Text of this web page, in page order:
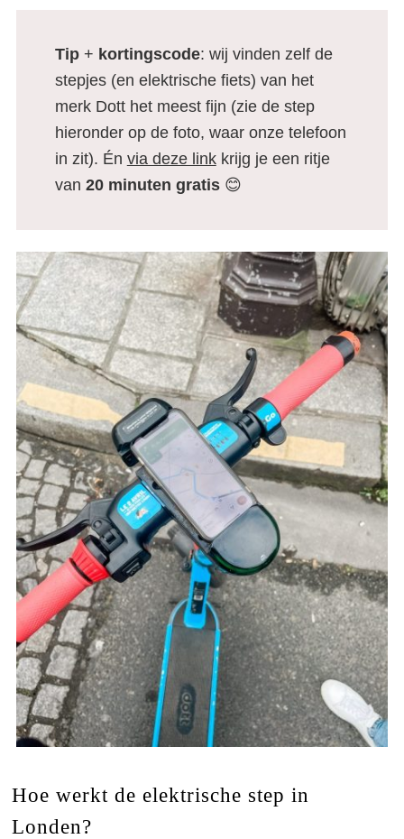
Tip+ kortingscode: wij vinden zelf de
stepjes (en elektrische fiets) van het
merk Dott het meest fijn (zie de step
hieronder op de foto, waar onze telefoon
in zit). Én via deze linkkrijg je een ritje
van 20 minuten gratis😊
Hoe werkt de elektrische step in
Londen?